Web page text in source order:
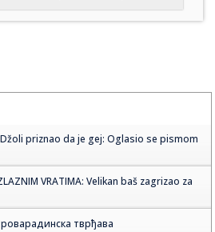
priznao da je gej: Oglasio se pismom
VRATIMA: Velikan baš zagrizao za
тврђава